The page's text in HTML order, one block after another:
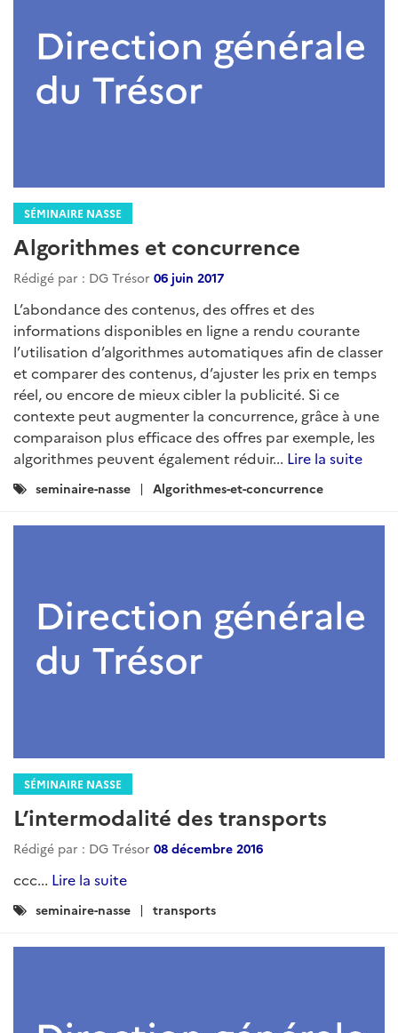
SÉMINAIRE NASSE
Algorithmes et concurrence
Rédigé par : DG Trésor 06 juin 2017
L’abondance des contenus, des offres et des
informations disponibles en ligne a rendu courante
l’utilisation d’algorithmes automatiques afin de classer
et comparer des contenus, d’ajuster les prix en temps
réel, ou encore de mieux cibler la publicité. Si ce
contexte peut augmenter la concurrence, grâce à une
comparaison plus efficace des offres par exemple, les
algorithmes peuvent également réduir... Lire la suite
Catégories
seminaire-nasse Algorithmes-et-concurrence
SÉMINAIRE NASSE
L’intermodalité des transports
Rédigé par : DG Trésor 08 décembre 2016
ccc... Lire la suite
Catégories
seminaire-nasse transports